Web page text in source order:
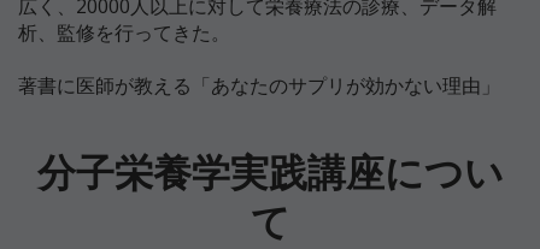
広く、20000人以上に対して栄養療法の診療、データ解
析、監修を行ってきた。
著書に医師が教える「あなたのサプリが効かない理由」
分子栄養学実践講座につい
て